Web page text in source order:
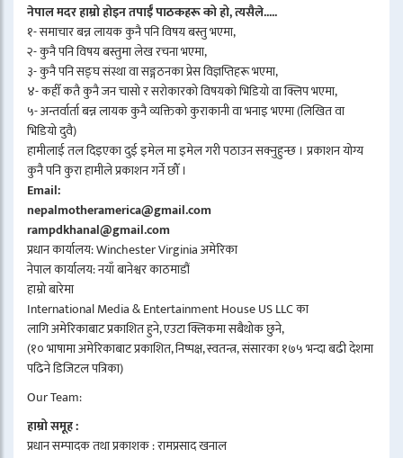
नेपाल मदर हाम्रो होइन तपाईँ पाठकहरू को हो, त्यसैले.....
१- समाचार बन्न लायक कुनै पनि विषय बस्तु भएमा,
२- कुनै पनि विषय बस्तुमा लेख रचना भएमा,
३- कुनै पनि सङ्घ संस्था वा सङ्गठनका प्रेस विज्ञप्तिहरू भएमा,
४- कहीँ कतै कुनै जन चासो र सरोकारको विषयको भिडियो वा क्लिप भएमा,
५- अन्तर्वार्ता बन्न लायक कुनै व्यक्तिको कुराकानी वा भनाइ भएमा (लिखित वा
भिडियो दुवै)
हामीलाई तल दिइएका दुई इमेल मा इमेल गरी पठाउन सक्नुहुन्छ । प्रकाशन योग्य
कुनै पनि कुरा हामीले प्रकाशन गर्ने छौँ ।
Email:
nepalmotheramerica@gmail.com
rampdkhanal@gmail.com
प्रधान कार्यालय: Winchester Virginia अमेरिका
नेपाल कार्यालय: नयाँ बानेश्वर काठमाडौं
हाम्रो बारेमा
International Media & Entertainment House US LLC का
लागि अमेरिकाबाट प्रकाशित हुने, एउटा क्लिकमा सबैथोक छुने,
(१० भाषामा अमेरिकाबाट प्रकाशित, निष्पक्ष, स्वतन्त्र, संसारका १७५ भन्दा बढी देशमा
पढिने डिजिटल पत्रिका)
Our Team:
हाम्रो समूह :
प्रधान सम्पादक तथा प्रकाशक : रामप्रसाद खनाल